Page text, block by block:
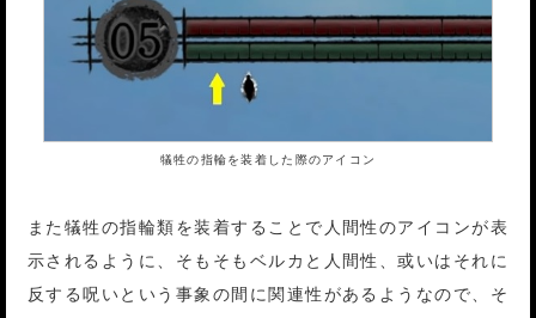
犠牲の指輪を装着した際のアイコン
また犠牲の指輪類を装着することで人間性のアイコンが表
示されるように、そもそもベルカと人間性、或いはそれに
反する呪いという事象の間に関連性があるようなので、そ